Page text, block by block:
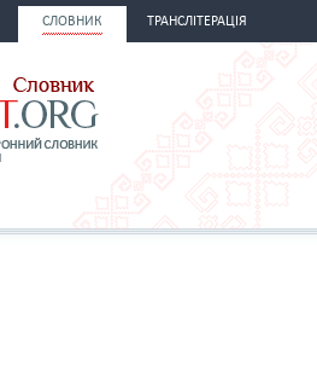
СЛОВНИК ТРАНСЛІТЕРАЦІЯ